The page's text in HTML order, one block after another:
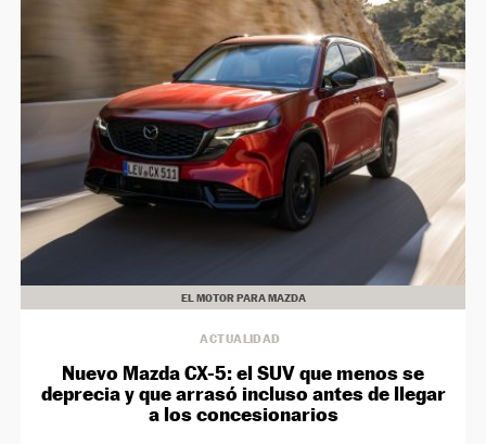
EL MOTOR PARA MAZDA
ACTUALIDAD
Nuevo Mazda CX-5: el SUV que menos se
deprecia y que arrasó incluso antes de llegar
a los concesionarios